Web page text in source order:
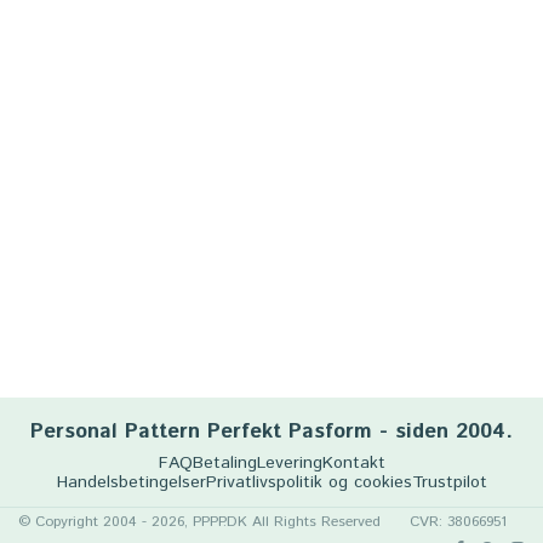
Personal Pattern Perfekt Pasform - siden 2004.
FAQBetalingLeveringKontakt
HandelsbetingelserPrivatlivspolitik og cookiesTrustpilot
© Copyright 2004 - 2026, PPPP.DK All Rights Reserved CVR: 38066951